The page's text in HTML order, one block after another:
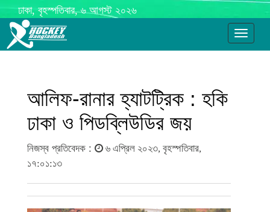
ঢাকা, বৃহস্পতিবার, ৬ আগস্ট ২০২৬
Toggle
আলিফ-রানার হ্যাটট্রিক : হকি
ঢাকা ও পিডব্লিউডির জয়
নিজস্ব প্রতিবেদক :
৬ এপ্রিল ২০২৩, বৃহস্পতিবার,
১৭:০১:১৩